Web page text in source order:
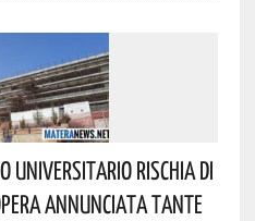
Universitario Rischia Di
Annunciata Tante